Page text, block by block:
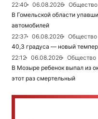
22:40
06.08.2026
Общество
В Гомельской области
автомобилей
22:37
06.08.2026
Общество
40,3 градуса — новый
22:12
06.08.2026
Общество
В Мозыре ребенок выпал из
этот раз смертельный